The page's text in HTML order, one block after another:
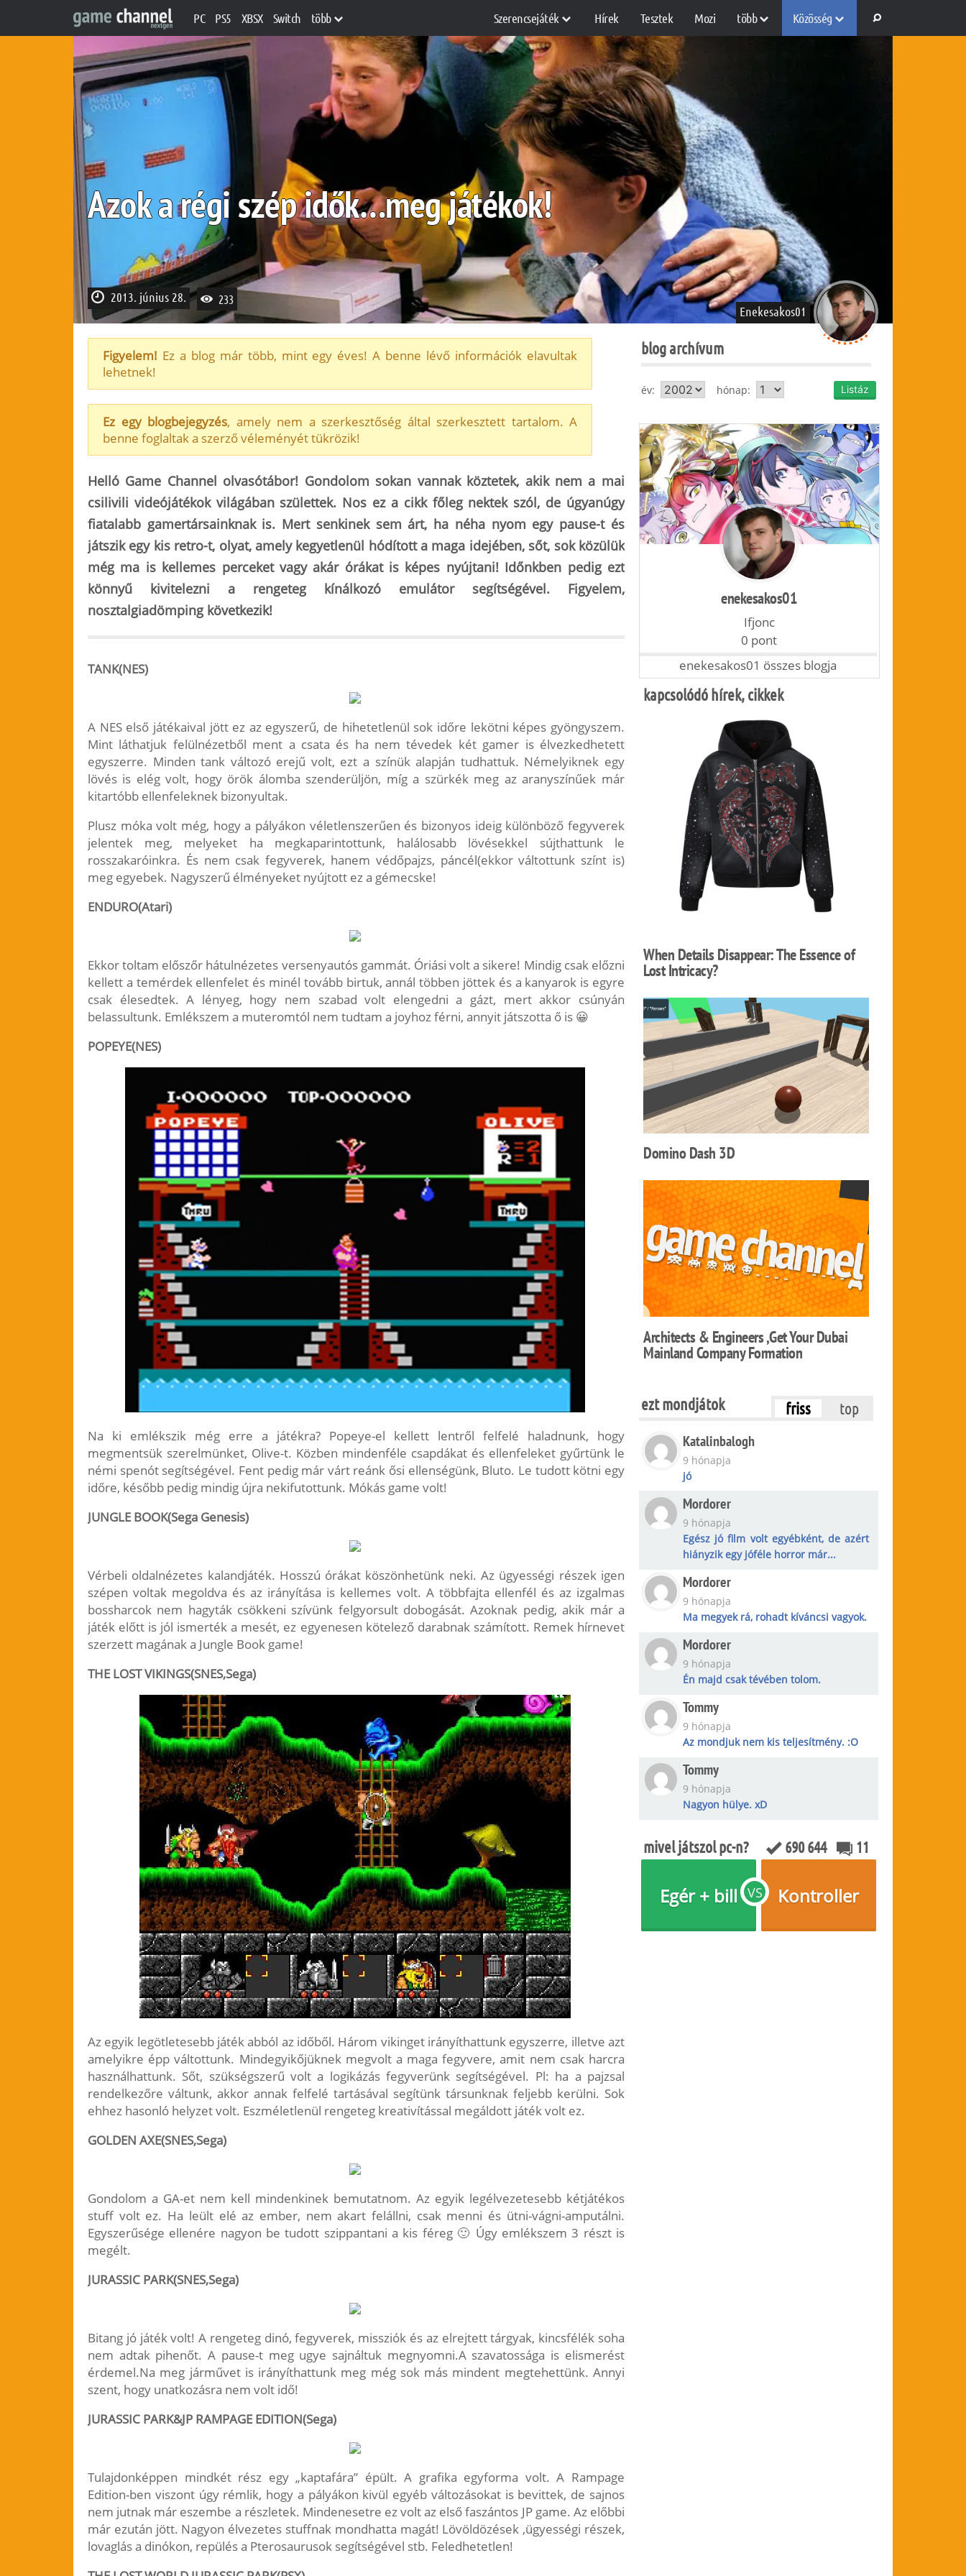
PC PS5 XBSX Switch több Szerencsejáték Hírek Tesztek Mozi több Közösség
Azok a régi szép idők…meg játékok!
2013. június 28. 233
Enekesakos01
Figyelem! Ez a blog már több, mint egy éves! A benne lévő információk elavultak
lehetnek!
Ez egy blogbejegyzés, amely nem a szerkesztőség által szerkesztett tartalom. A
benne foglaltak a szerző véleményét tükrözik!
Helló Game Channel olvasótábor! Gondolom sokan vannak köztetek, akik nem a mai
csilivili videójátékok világában születtek. Nos ez a cikk főleg nektek szól, de úgyanúgy
fiatalabb gamertársainknak is. Mert senkinek sem árt, ha néha nyom egy pause-t és
játszik egy kis retro-t, olyat, amely kegyetlenül hódított a maga idejében, sőt, sok közülük
még ma is kellemes perceket vagy akár órákat is képes nyújtani! Időnkben pedig ezt
könnyű kivitelezni a rengeteg kínálkozó emulátor segítségével. Figyelem,
nosztalgiadömping következik!
TANK(NES)
A NES első játékaival jött ez az egyszerű, de hihetetlenül sok időre lekötni képes gyöngyszem.
Mint láthatjuk felülnézetből ment a csata és ha nem tévedek két gamer is élvezkedhetett
egyszerre. Minden tank változó erejű volt, ezt a színük alapján tudhattuk. Némelyiknek egy
lövés is elég volt, hogy örök álomba szenderüljön, míg a szürkék meg az aranyszínűek már
kitartóbb ellenfeleknek bizonyultak.
Plusz móka volt még, hogy a pályákon véletlenszerűen és bizonyos ideig különböző fegyverek
jelentek meg, melyeket ha megkaparintottunk, halálosabb lövésekkel sújthattunk le
rosszakaróinkra. És nem csak fegyverek, hanem védőpajzs, páncél(ekkor váltottunk színt is)
meg egyebek. Nagyszerű élményeket nyújtott ez a gémecske!
ENDURO(Atari)
Ekkor toltam előszőr hátulnézetes versenyautós gammát. Óriási volt a sikere! Mindig csak előzni
kellett a temérdek ellenfelet és minél tovább birtuk, annál többen jöttek és a kanyarok is egyre
csak élesedtek. A lényeg, hogy nem szabad volt elengedni a gázt, mert akkor csúnyán
belassultunk. Emlékszem a muteromtól nem tudtam a joyhoz férni, annyit játszotta ő is 😀
POPEYE(NES)
Na ki emlékszik még erre a játékra? Popeye-el kellett lentről felfelé haladnunk, hogy
megmentsük szerelmünket, Olive-t. Közben mindenféle csapdákat és ellenfeleket gyűrtünk le
némi spenót segítségével. Fent pedig már várt reánk ősi ellenségünk, Bluto. Le tudott kötni egy
időre, később pedig mindig újra nekifutottunk. Mókás game volt!
JUNGLE BOOK(Sega Genesis)
Vérbeli oldalnézetes kalandjáték. Hosszú órákat köszönhetünk neki. Az ügyességi részek igen
szépen voltak megoldva és az irányítása is kellemes volt. A többfajta ellenfél és az izgalmas
bossharcok nem hagyták csökkeni szívünk felgyorsult dobogását. Azoknak pedig, akik már a
játék előtt is jól ismerték a mesét, ez egyenesen kötelező darabnak számított. Remek hírnevet
szerzett magának a Jungle Book game!
THE LOST VIKINGS(SNES,Sega)
Az egyik legötletesebb játék abból az időből. Három vikinget irányíthattunk egyszerre, illetve azt
amelyikre épp váltottunk. Mindegyikőjüknek megvolt a maga fegyvere, amit nem csak harcra
használhattunk. Sőt, szükségszerű volt a logikázás fegyverünk segítségével. Pl: ha a pajzsal
rendelkezőre váltunk, akkor annak felfelé tartásával segítünk társunknak feljebb kerülni. Sok
ehhez hasonló helyzet volt. Eszméletlenül rengeteg kreativítással megáldott játék volt ez.
GOLDEN AXE(SNES,Sega)
Gondolom a GA-et nem kell mindenkinek bemutatnom. Az egyik legélvezetesebb kétjátékos
stuff volt ez. Ha leült elé az ember, nem akart felállni, csak menni és ütni-vágni-amputálni.
Egyszerűsége ellenére nagyon be tudott szippantani a kis féreg 🙂 Úgy emlékszem 3 részt is
megélt.
JURASSIC PARK(SNES,Sega)
Bitang jó játék volt! A rengeteg dinó, fegyverek, missziók és az elrejtett tárgyak, kincsfélék soha
nem adtak pihenőt. A pause-t meg ugye sajnáltuk megnyomni.A szavatossága is elismerést
érdemel.Na meg járművet is irányíthattunk meg még sok más mindent megtehettünk. Annyi
szent, hogy unatkozásra nem volt idő!
JURASSIC PARK&JP RAMPAGE EDITION(Sega)
Tulajdonképpen mindkét rész egy „kaptafára” épült. A grafika egyforma volt. A Rampage
Edition-ben viszont úgy rémlik, hogy a pályákon kivül egyéb változásokat is bevittek, de sajnos
nem jutnak már eszembe a részletek. Mindenesetre ez volt az első faszántos JP game. Az előbbi
már ezután jött. Nagyon élvezetes stuffnak mondhatta magát! Lövöldözések ,ügyességi részek,
lovaglás a dinókon, repülés a Pterosaurusok segítségével stb. Feledhetetlen!
blog archívum
év: hónap:
enekesakos01
Ifjonc
0 pont
enekesakos01 összes blogja
kapcsolódó hírek, cikkek
When Details Disappear: The Essence of
Lost Intricacy?
Domino Dash 3D
Architects & Engineers ,Get Your Dubai
Mainland Company Formation
ezt mondjátok friss
top
Katalinbalogh
9 hónapja
jó
Mordorer
9 hónapja
Egész jó film volt egyébként, de azért
hiányzik egy jóféle horror már...
Mordorer
9 hónapja
Ma megyek rá, rohadt kíváncsi vagyok.
Mordorer
9 hónapja
Én majd csak tévében tolom.
Tommy
9 hónapja
Az mondjuk nem kis teljesítmény. :O
Tommy
9 hónapja
Nagyon hülye. xD
mivel játszol pc-n? 690 644 11
VS
Egér + bill Kontroller